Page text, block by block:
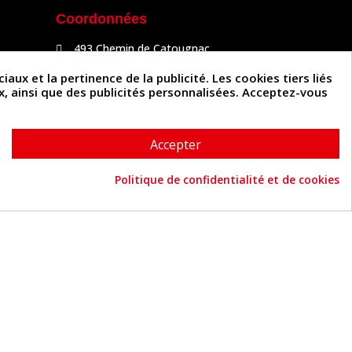
Coordonnées
493 Chemin de Catougnac
05 63 34 51 88
contact@cuirenstock.com
et la pertinence de la publicité. Les cookies tiers liés
que des publicités personnalisées. Acceptez-vous
Accepter
Politique de confidentialité et de cookies